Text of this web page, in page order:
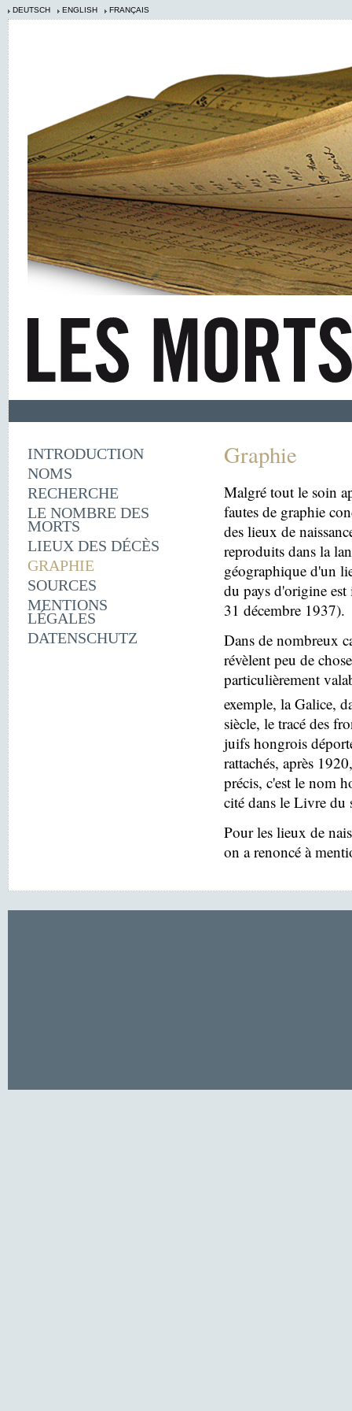
DEUTSCH ENGLISH FRANÇAIS
INTRODUCTION
NOMS
RECHERCHE
LE NOMBRE DES
MORTS
LIEUX DES DÉCÈS
GRAPHIE
SOURCES
MENTIONS
LÉGALES
DATENSCHUTZ
Graphie
Malgré tout le soin
fautes de graphie
des lieux de
reproduits dans la
géographique d'un
du pays d'origine est
31 décembre 1937).
Dans de nombreux
révèlent peu de
particulièrement
exemple, la Galice,
siècle, le tracé des
juifs hongrois
rattachés, après
précis, c'est le nom
cité dans le Livre du
Pour les lieux de
on a renoncé à